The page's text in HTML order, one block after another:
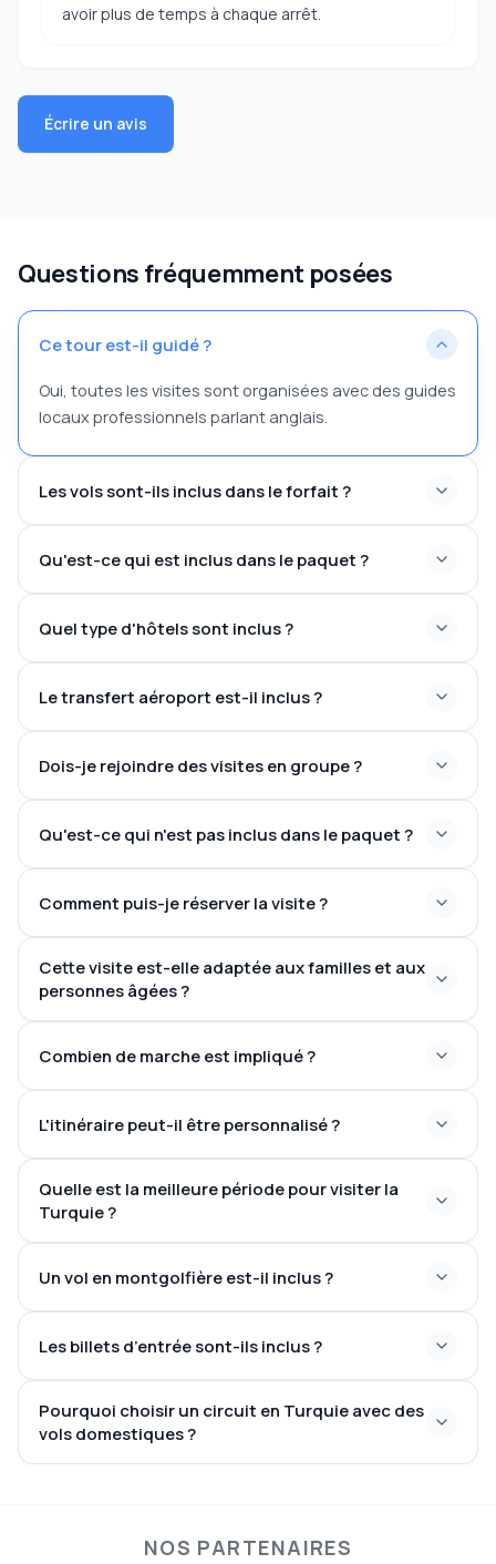
avoir plus de temps à chaque arrêt.
Écrire un avis
Questions fréquemment posées
Ce tour est-il guidé ?
Oui, toutes les visites sont organisées avec des guides
locaux professionnels parlant anglais.
Les vols sont-ils inclus dans le forfait ?
Qu'est-ce qui est inclus dans le paquet ?
Quel type d'hôtels sont inclus ?
Le transfert aéroport est-il inclus ?
Dois-je rejoindre des visites en groupe ?
Qu'est-ce qui n'est pas inclus dans le paquet ?
Comment puis-je réserver la visite ?
Cette visite est-elle adaptée aux familles et aux
personnes âgées ?
Combien de marche est impliqué ?
L'itinéraire peut-il être personnalisé ?
Quelle est la meilleure période pour visiter la
Turquie ?
Un vol en montgolfière est-il inclus ?
Les billets d’entrée sont-ils inclus ?
Pourquoi choisir un circuit en Turquie avec des
vols domestiques ?
NOS PARTENAIRES